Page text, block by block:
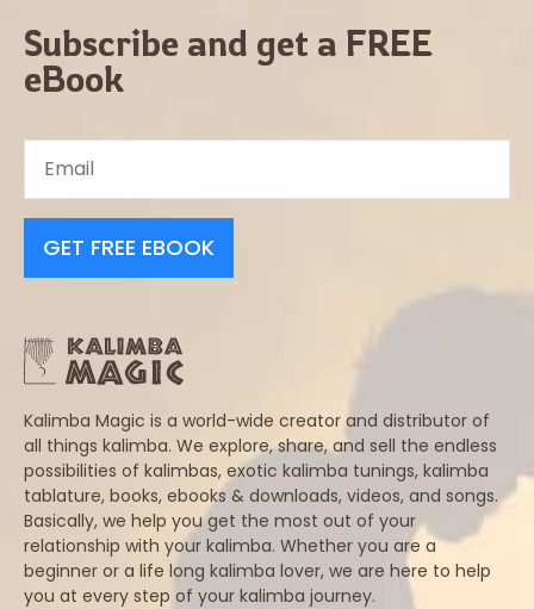
Subscribe and get a FREE
eBook
GET FREE EBOOK
Kalimba Magic is a world-wide creator and distributor of
all things kalimba. We explore, share, and sell the endless
possibilities of kalimbas, exotic kalimba tunings, kalimba
tablature, books, ebooks & downloads, videos, and songs.
Basically, we help you get the most out of your
relationship with your kalimba. Whether you are a
beginner or a life long kalimba lover, we are here to help
you at every step of your kalimba journey.